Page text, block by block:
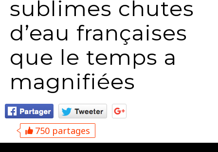
sublimes chutes
d’eau françaises
que le temps a
magnifiées
750 partages